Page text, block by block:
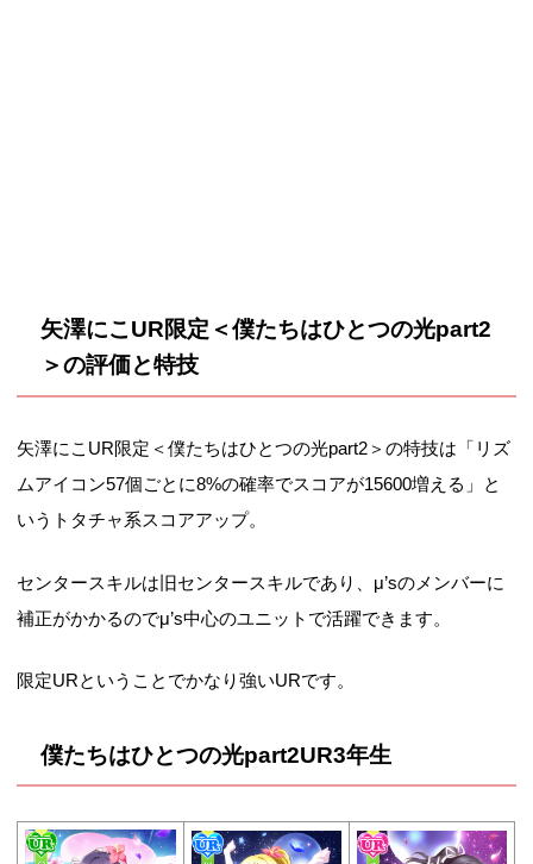
矢澤にこUR限定＜僕たちはひとつの光part2
＞の評価と特技
矢澤にこUR限定＜僕たちはひとつの光part2＞の特技は「リズ
ムアイコン57個ごとに8%の確率でスコアが15600増える」と
いうトタチャ系スコアアップ。
センタースキルは旧センタースキルであり、μ’sのメンバーに
補正がかかるのでμ’s中心のユニットで活躍できます。
限定URということでかなり強いURです。
僕たちはひとつの光part2UR3年生